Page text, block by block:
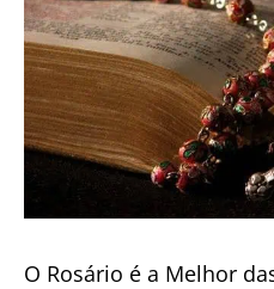
O Rosário é a Melhor